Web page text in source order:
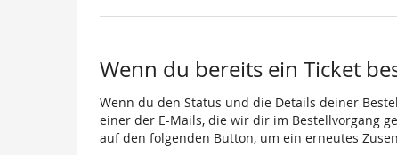
Wenn du bereits ein Ticket
Wenn du den Status und die Details deiner
einer der E-Mails, die wir dir im Bestellvorgang
auf den folgenden Button, um ein erneutes